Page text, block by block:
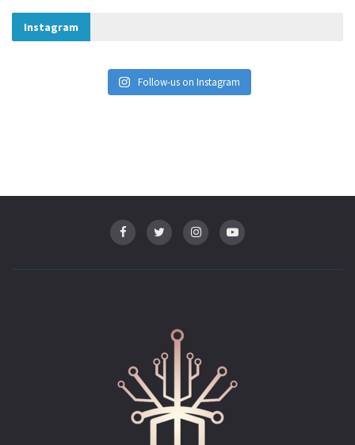
Instagram
Follow-us on Instagram